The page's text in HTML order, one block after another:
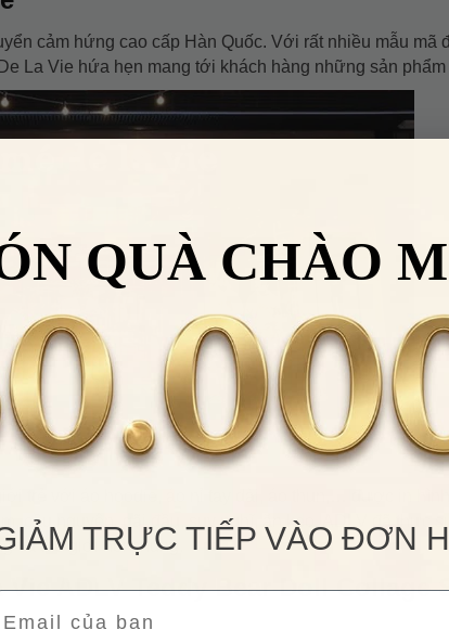
cảm hứng cao cấp Hàn Quốc. Với rất nhiều mẫu mã
La Vie hứa hẹn mang tới khách hàng những sản
trẻ với áo hoodie, áo nỉ tay dài, áo thun,… được in hình
cầu nguyện, gãi đầu, suy nghĩ, ăn kẹo. ADLV đã thực
và thế giới nói chung.
ADLV Teddy Bear Doll Collage
QUÀ CHÀO
TRỰC TIẾP VÀO ĐƠN